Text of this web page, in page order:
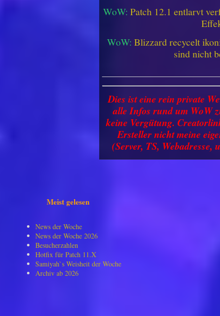
WoW: Patch 12.1 entlarvt
WoW: Blizzard recycelt
sind nicht
Dies ist eine rein private
alle Infos rund um WoW
keine Vergütung.
Ersteller nicht meine
(Server, TS, Webadresse,
Meist gelesen
News der Woche
News der Woche 2026
Besucherzahlen
Hotfix für Patch 11.X
Samiyah`s Weisheit der Woche
Archiv ab 2026